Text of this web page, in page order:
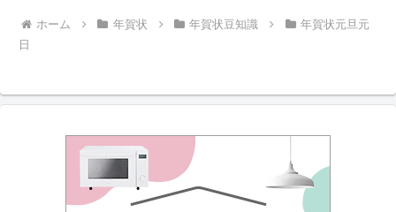
ホーム 年賀状 年賀状豆知識
年賀状元旦元
日